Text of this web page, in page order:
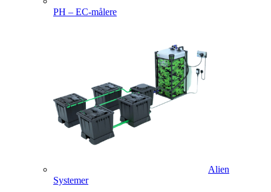
PH – EC-målere
Alien
Systemer